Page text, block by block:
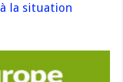
à la situation